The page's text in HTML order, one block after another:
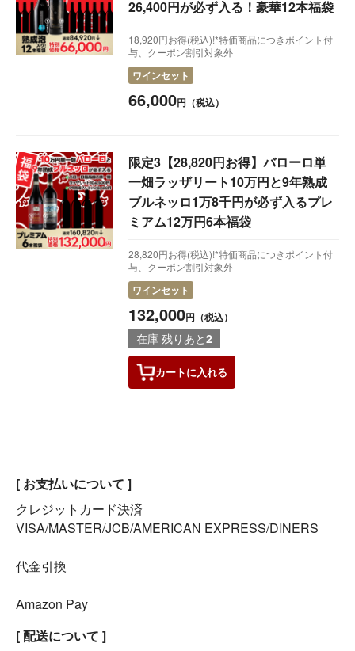
26,400円が必ず入る！豪華12本福袋
18,920円お得(税込)!*特価商品につきポイント付
与、クーポン割引対象外
ワインセット
66,000円（税込）
限定3【28,820円お得】バローロ単
一畑ラッザリート10万円と9年熟成
ブルネッロ1万8千円が必ず入るプレ
ミアム12万円6本福袋
28,820円お得(税込)!*特価商品につきポイント付
与、クーポン割引対象外
ワインセット
132,000円（税込）
在庫 残りあと2
カートに入れる
[ お支払いについて ]
クレジットカード決済
VISA/MASTER/JCB/AMERICAN EXPRESS/DINERS
代金引換
Amazon Pay
[ 配送について ]